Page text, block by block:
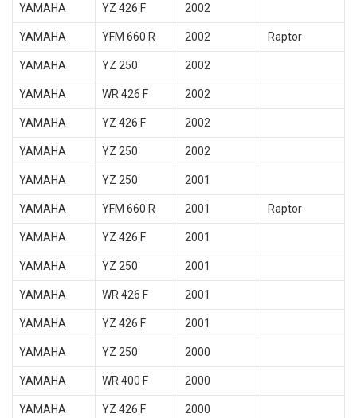
YAMAHA YZ 426 F 2002
YAMAHA YFM 660 R 2002 Raptor
YAMAHA YZ 250 2002
YAMAHA WR 426 F 2002
YAMAHA YZ 426 F 2002
YAMAHA YZ 250 2002
YAMAHA YZ 250 2001
YAMAHA YFM 660 R 2001 Raptor
YAMAHA YZ 426 F 2001
YAMAHA YZ 250 2001
YAMAHA WR 426 F 2001
YAMAHA YZ 426 F 2001
YAMAHA YZ 250 2000
YAMAHA WR 400 F 2000
YAMAHA YZ 426 F 2000